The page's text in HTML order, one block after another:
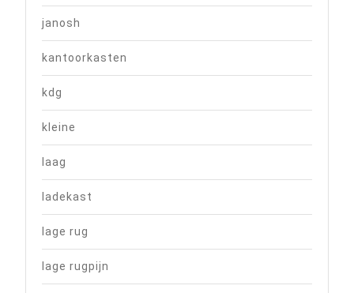
janosh
kantoorkasten
kdg
kleine
laag
ladekast
lage rug
lage rugpijn